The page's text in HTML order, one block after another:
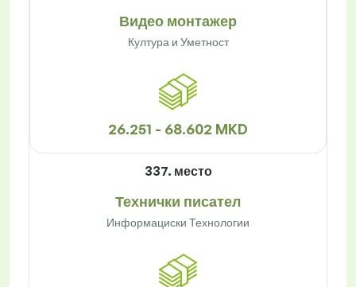
Видео монтажер
Култура и Уметност
26.251 - 68.602 MKD
337. место
Технички писател
Информациски Технологии